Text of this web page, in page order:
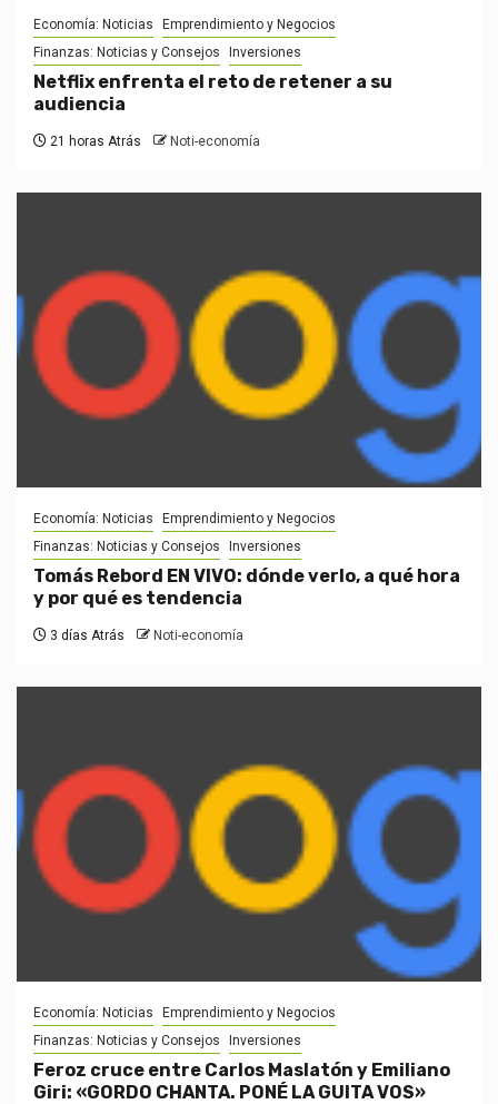
Economía: Noticias
Emprendimiento y Negocios
Finanzas: Noticias y Consejos
Inversiones
Netflix enfrenta el reto de retener a su
audiencia
21 horas Atrás Noti-economía
Economía: Noticias
Emprendimiento y Negocios
Finanzas: Noticias y Consejos
Inversiones
Tomás Rebord EN VIVO: dónde verlo, a qué hora
y por qué es tendencia
3 días Atrás Noti-economía
Economía: Noticias
Emprendimiento y Negocios
Finanzas: Noticias y Consejos
Inversiones
Feroz cruce entre Carlos Maslatón y Emiliano
Giri: «GORDO CHANTA. PONÉ LA GUITA VOS»